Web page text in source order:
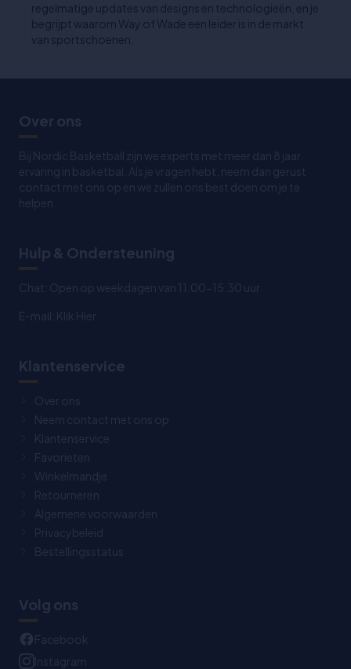
regelmatige updates van designs en technologieën, en je
begrijpt waarom Way of Wade een leider is in de markt
van sportschoenen.
Over ons
Bij Nordic Basketball zijn we experts met meer dan 8 jaar
ervaring in basketbal. Als je vragen hebt, neem dan gerust
contact met ons op en we zullen ons best doen om je te
helpen
Hulp & Ondersteuning
Chat: Open op weekdagen van 11:00-15:30 uur.
E-mail: Klik Hier
Klantenservice
Over ons
Neem contact met ons op
Klantenservice
Favorieten
Winkelmandje
Retourneren
Algemene voorwaarden
Privacybeleid
Bestellingsstatus
Volg ons
Facebook
Instagram